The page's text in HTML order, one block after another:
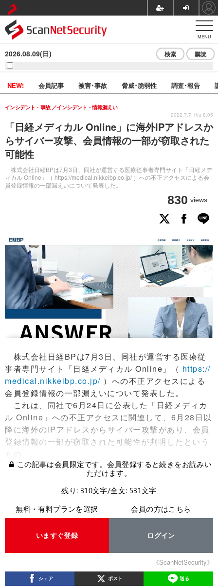
MENU
2026.08.09(日) 検索 購読
NEW! 会員記事 被害･事故 脅威･脆弱性 調査･報告
「日経メディカル Online」に海外IPアドレスか
らサイバー攻撃、会員情報の一部が窃取された
可能性
株式会社日経BPは7月3日、同社が運営する医療従事者専門サイト「日経メデ
ィカル Online」（ https://medical.nikkeibp.co.jp/ ）への不正アクセスによる会
員登録情報の一部漏えいについて発表した。
インシデント・事故 インシデント・情報漏えい
830 views
2022.7.7 Thu 8:05
株式会社日経BPは7月3日、同社が運営する医療従
事者専門サイト「日経メディカル Online」（ https://
medical.nikkeibp.co.jp/ ）への不正アクセスによる
会員登録情報の一部漏えいについて発表した。
これは、同社で6月24日に公表した「日経メディカ
ル Online」への不正アクセスに関連して、6月28日以
降に海外のIPアドレスからサイバー攻撃があり、会員
登録情報の一部が窃取された可能性が判明したという
もの。
この記事は会員限定です。会員登録すると続きをお読みい
ただけます。
残り: 310文字/全文: 531文字
無料・有料プランを選択
いますぐ登録
会員の方はこちら
ログイン
《ScanNetSecurity》
シェア ポスト 送る